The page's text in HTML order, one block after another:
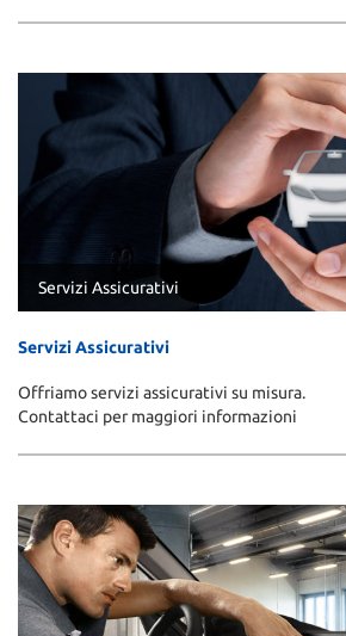
Servizi Assicurativi
Servizi Assicurativi
Offriamo servizi assicurativi su misura.
Contattaci per maggiori informazioni